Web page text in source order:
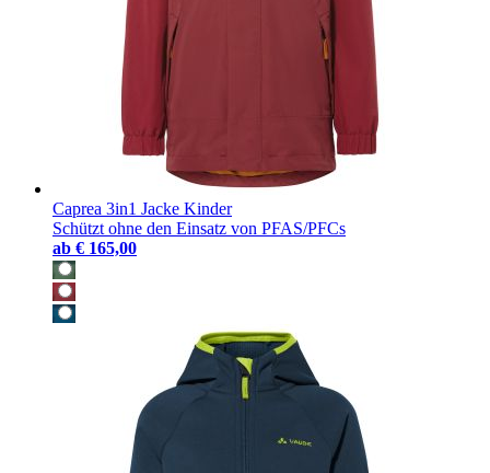
Caprea 3in1 Jacke Kinder
Schützt ohne den Einsatz von PFAS/PFCs
ab € 165,00